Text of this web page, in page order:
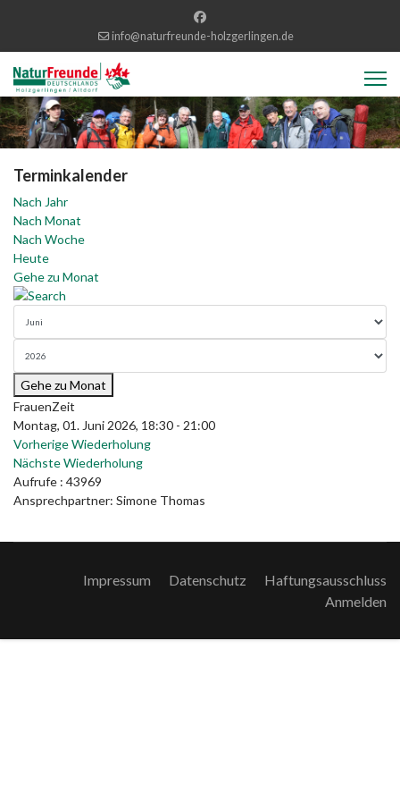
info@naturfreunde-holzgerlingen.de
Terminkalender
Nach Jahr
Nach Monat
Nach Woche
Heute
Gehe zu Monat
Gehe zu Monat
FrauenZeit
Montag, 01. Juni 2026, 18:30 - 21:00
Vorherige Wiederholung
Nächste Wiederholung
Aufrufe : 43969
Ansprechpartner: Simone Thomas
Impressum Datenschutz
Haftungsausschluss
Anmelden